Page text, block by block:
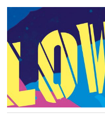
Philipp
Stories,